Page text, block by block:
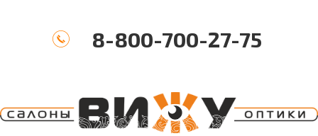
8-800-700-27-75